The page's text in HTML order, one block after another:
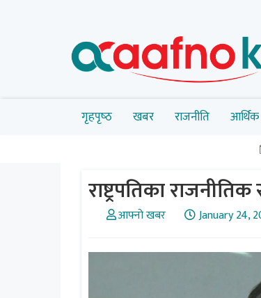
गृहपृष्‍ठ खबर राजनीति आर्थिक
राष्ट्रपतिका
आफ्नो खबर January 24,